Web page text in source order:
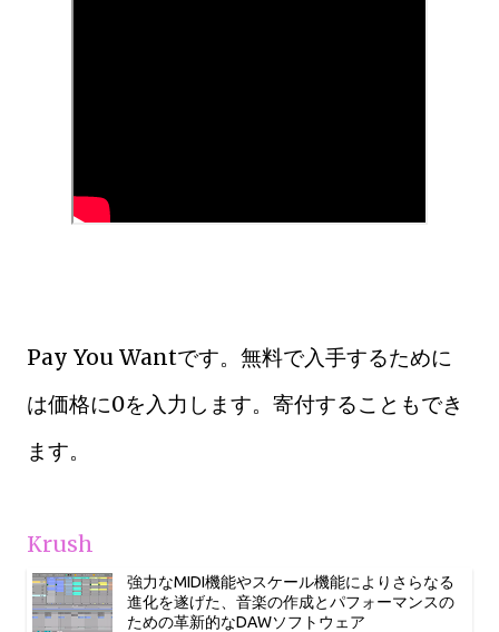
Pay You Wantです。無料で入手するために
は価格に0を入力します。寄付することもでき
ます。
Krush
強力なMIDI機能やスケール機能によりさらなる
進化を遂げた、音楽の作成とパフォーマンスの
ための革新的なDAWソフトウェア